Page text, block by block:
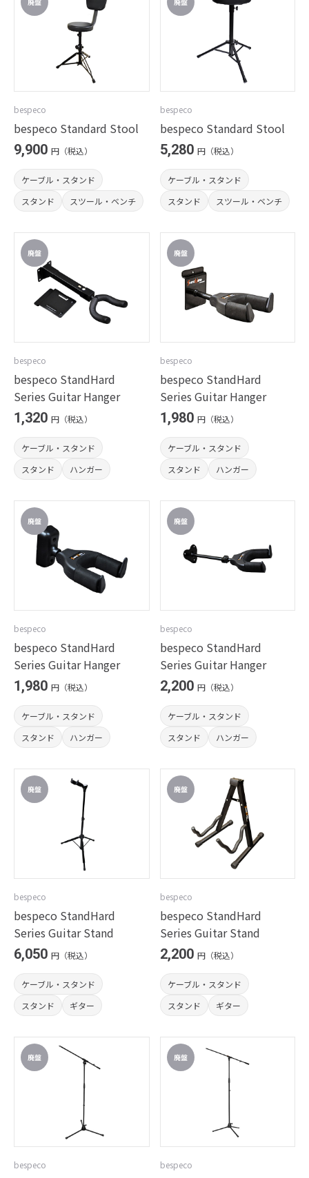
bespeco
bespeco Standard Stool
9,900 円（税込）
ケーブル・スタンド
スタンド
スツール・ベンチ
bespeco
bespeco Standard Stool
5,280 円（税込）
ケーブル・スタンド
スタンド
スツール・ベンチ
bespeco
bespeco StandHard
Series Guitar Hanger
1,320 円（税込）
ケーブル・スタンド
スタンド
ハンガー
bespeco
bespeco StandHard
Series Guitar Hanger
1,980 円（税込）
ケーブル・スタンド
スタンド
ハンガー
bespeco
bespeco StandHard
Series Guitar Hanger
1,980 円（税込）
ケーブル・スタンド
スタンド
ハンガー
bespeco
bespeco StandHard
Series Guitar Hanger
2,200 円（税込）
ケーブル・スタンド
スタンド
ハンガー
bespeco
bespeco StandHard
Series Guitar Stand
6,050 円（税込）
ケーブル・スタンド
スタンド
ギター
bespeco
bespeco StandHard
Series Guitar Stand
2,200 円（税込）
ケーブル・スタンド
スタンド
ギター
bespeco bespeco